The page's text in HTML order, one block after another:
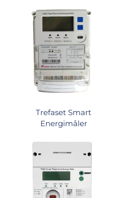
Trefaset Smart
Energimåler